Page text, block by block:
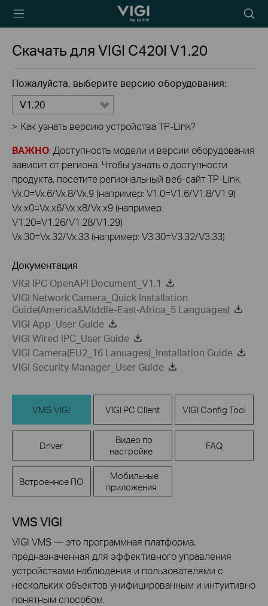
TP-Link, Reliably
icon
Скачать дляVIGI C420I V1.20
Пожалуйста, выберите версию оборудования:
V1.20
> Как узнать версию устройства TP-Link?
ВАЖНО: Доступность модели и версии оборудования
зависит от региона. Чтобы узнать о доступности
продукта, посетите региональный веб-сайт TP-Link.
Vx.0=Vx.6/Vx.8/Vx.9 (например: V1.0=V1.6/V1.8/V1.9)
Vx.x0=Vx.x6/Vx.x8/Vx.x9 (например:
V1.20=V1.26/V1.28/V1.29)
Vx.30=Vx.32/Vx.33 (например: V3.30=V3.32/V3.33)
Документация
VIGI IPC OpenAPI Document_V1.1
VIGI Network Camera_Quick Installation
Guide(America&Middle-East-Africa_5 Languages)
VIGI App_User Guide
VIGI Wired IPC_User Guide
VIGI Camera(EU2_16 Lanuages)_Installation Guide
VIGI Security Manager_User Guide
VMS VIGI VIGI PC Client VIGI Config Tool
Driver
Видео по
настройке
FAQ
Встроенное ПО
Мобильные
приложения
VMS VIGI
VIGI VMS — это программная платформа,
предназначенная для эффективного управления
устройствами наблюдения и пользователями с
нескольких объектов унифицированным и интуитивно
понятным способом.